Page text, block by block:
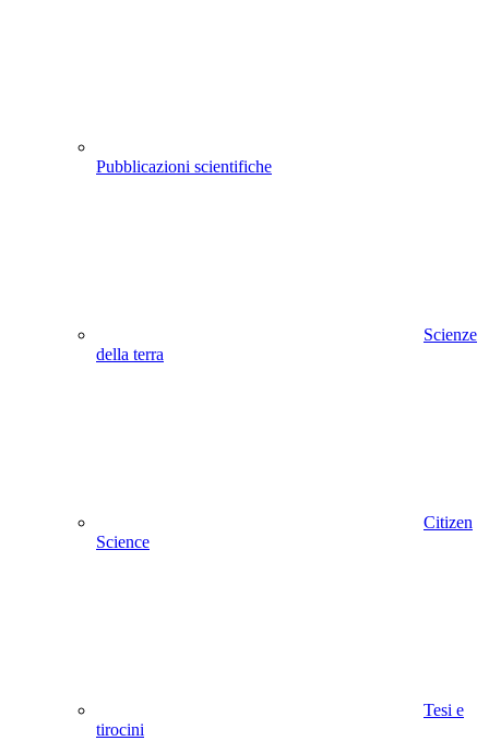
Pubblicazioni scientifiche
Scienze
della terra
Citizen
Science
Tesi e
tirocini